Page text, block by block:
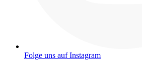
Folge uns auf Instagram